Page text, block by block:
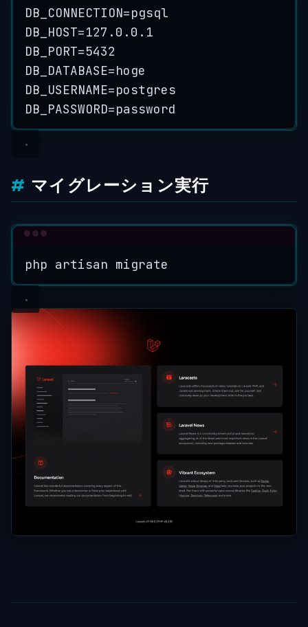
DB_CONNECTION=pgsql
DB_HOST=127.0.0.1
DB_PORT=5432
DB_DATABASE=hoge
DB_USERNAME=postgres
DB_PASSWORD=password
マイグレーション実行
php artisan migrate